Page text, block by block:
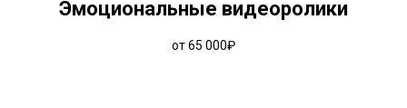
Эмоциональные видеоролики
от 65 000₽